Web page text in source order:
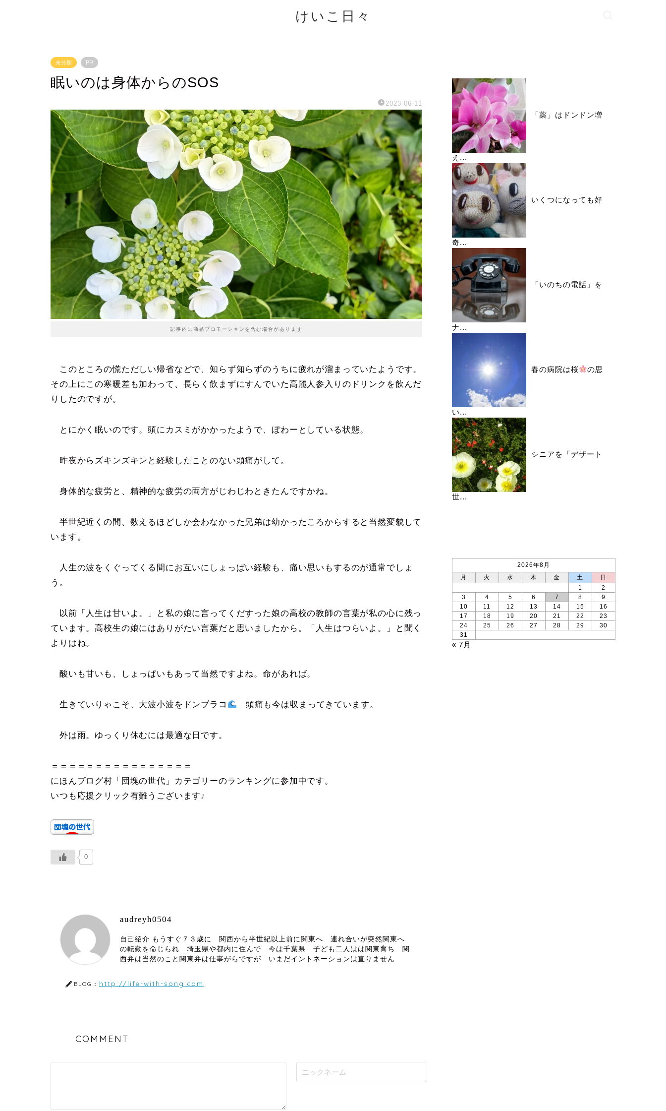
けいこ日々
未分類 PR
眠いのは身体からのSOS
2023-06-11
記事内に商品プロモーションを含む場合があります
このところの慌ただしい帰省などで、知らず知らずのうちに疲れが溜まっていたようです。
その上にこの寒暖差も加わって、長らく飲まずにすんでいた高麗人参入りのドリンクを飲んだ
りしたのですが。
とにかく眠いのです。頭にカスミがかかったようで、ぼわーとしている状態。
昨夜からズキンズキンと経験したことのない頭痛がして。
身体的な疲労と、精神的な疲労の両方がじわじわときたんですかね。
半世紀近くの間、数えるほどしか会わなかった兄弟は幼かったころからすると当然変貌して
います。
人生の波をくぐってくる間にお互いにしょっぱい経験も、痛い思いもするのが通常でしょ
う。
以前「人生は甘いよ。」と私の娘に言ってくだすった娘の高校の教師の言葉が私の心に残っ
ています。高校生の娘にはありがたい言葉だと思いましたから。「人生はつらいよ。」と聞く
よりはね。
酸いも甘いも、しょっぱいもあって当然ですよね。命があれば。
生きていりゃこそ、大波小波をドンブラコ 頭痛も今は収まってきています。
外は雨。ゆっくり休むには最適な日です。
＝＝＝＝＝＝＝＝＝＝＝＝＝＝＝＝
にほんブログ村「団塊の世代」カテゴリーのランキングに参加中です。
いつも応援クリック有難うございます♪
0
audreyh0504
自己紹介 もうすぐ７３歳に 関西から半世紀以上前に関東へ 連れ合いが突然関東へ
の転勤を命じられ 埼玉県や都内に住んで 今は千葉県 子ども二人はは関東育ち 関
西弁は当然のこと関東弁は仕事がらですが いまだイントネーションは直りません
BLOG： http://life-with-song.com
COMMENT
「薬」はドンドン増
え...
いくつになっても好
奇...
「いのちの電話」を
ナ...
春の病院は桜 の思
い...
シニアを「デザート
世...
2026年8月
月
火 水 木 金 土
日
1
2
3
4 5 6 7 8
9
10
11 12 13 14 15
16
17
18 19 20 21 22
23
24
25 26 27 28 29
30
31
« 7月